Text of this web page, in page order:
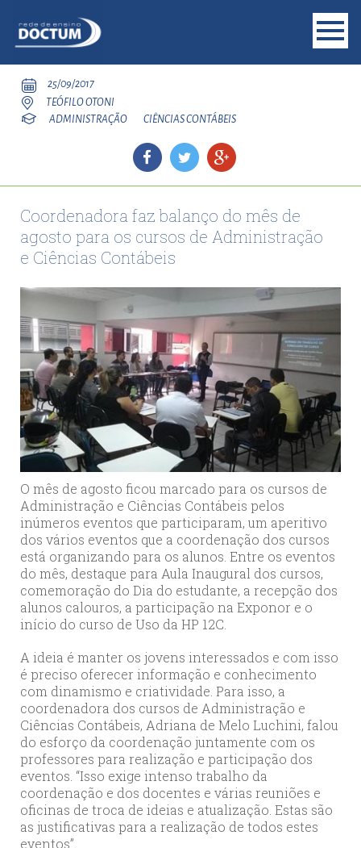
25/09/2017
TEÓFILO OTONI
ADMINISTRAÇÃO
CIÊNCIAS CONTÁBEIS
Coordenadora faz balanço do mês de
agosto para os cursos de Administração
e Ciências Contábeis
O mês de agosto ficou marcado para os cursos de
Administração e Ciências Contábeis pelos
inúmeros eventos que participaram, um aperitivo
dos vários eventos que a coordenação dos cursos
está organizando para os alunos. Entre os eventos
do mês, destaque para Aula Inaugural dos cursos,
comemoração do Dia do estudante, a recepção dos
alunos calouros, a participação na Exponor e o
início do curso de Uso da HP 12C.
A ideia é manter os jovens interessados e com isso
é preciso oferecer informação e conhecimento
com dinamismo e criatividade. Para isso, a
coordenadora dos cursos de Administração e
Ciências Contábeis, Adriana de Melo Luchini, falou
do esforço da coordenação juntamente com os
professores para realização e participação dos
eventos. “Isso exige intenso trabalho da
coordenação e dos docentes e várias reuniões e
oficinas de troca de ideias e atualização. Estas são
as justificativas para a realização de todos estes
eventos”.